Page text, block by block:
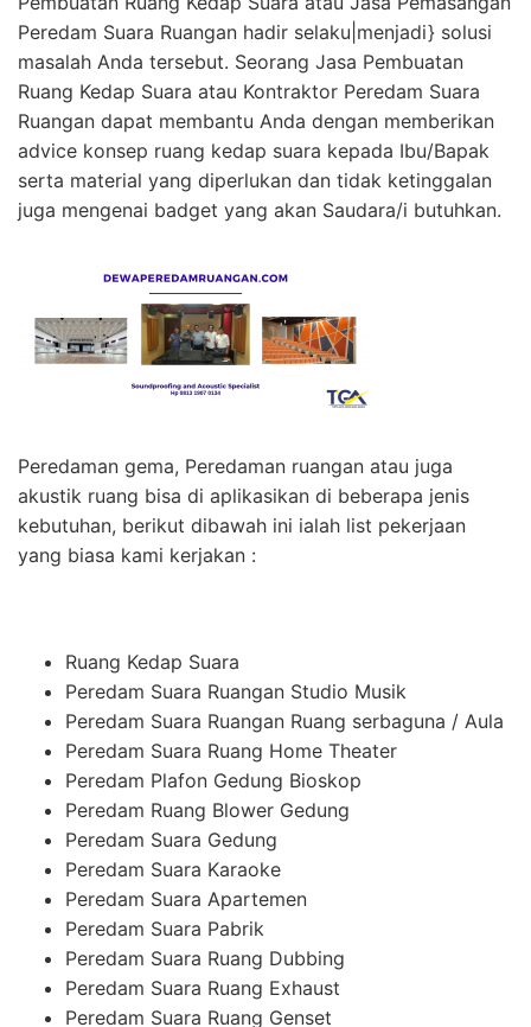
Peredam Suara Ruangan hadir selaku|menjadi} solusi
masalah Anda tersebut. Seorang Jasa Pembuatan
Ruang Kedap Suara atau Kontraktor Peredam Suara
Ruangan dapat membantu Anda dengan memberikan
advice konsep ruang kedap suara kepada Ibu/Bapak
serta material yang diperlukan dan tidak ketinggalan
juga mengenai badget yang akan Saudara/i butuhkan.
Peredaman gema, Peredaman ruangan atau juga
akustik ruang bisa di aplikasikan di beberapa jenis
kebutuhan, berikut dibawah ini ialah list pekerjaan
yang biasa kami kerjakan :
Ruang Kedap Suara
Peredam Suara Ruangan Studio Musik
Peredam Suara Ruangan Ruang serbaguna / Aula
Peredam Suara Ruang Home Theater
Peredam Plafon Gedung Bioskop
Peredam Ruang Blower Gedung
Peredam Suara Gedung
Peredam Suara Karaoke
Peredam Suara Apartemen
Peredam Suara Pabrik
Peredam Suara Ruang Dubbing
Peredam Suara Ruang Exhaust
Peredam Suara Ruang Genset